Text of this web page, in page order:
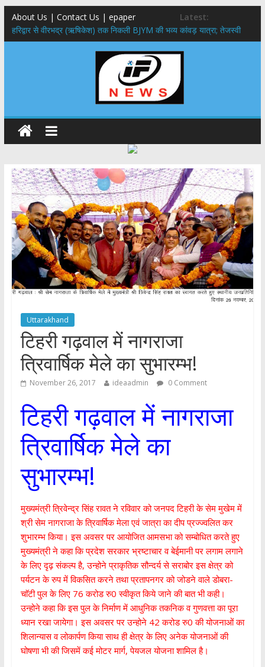
About Us | Contact Us | epaper
Latest:
​हरिद्वार से वीरभद्र (ऋषिकेश) तक निकली BJYM की भव्य कांवड़ यात्रा; तेजस्वी
सूर्या ने की देश व प्रदेशवासियों के कल्याण की कामना
नंदा की चौकी पुल हादसा: PWD के EE, AE और JE निलंबित, सीएम धामी के निर्देश
मुख्यमंत्री ने 9 लाख 87 हजार17 पेंशन लाभार्थियों को कुल 146 करोड़ 32 लाख
राष्ट्रीय हथकरघा दिवस पर मुख्यमंत्री धामी ने उत्कृष्ट बुनकरों और हस्तशिल्प
कारीगरों को किया सम्मानित
​धामी कैबिनेट का बड़ा फैसला: पशुपालकों को 60% तक सब्सिडी, गंगा एक्सप्रेसवे का
हरिद्वार तक होगा विस्तार
Uttarakhand
टिहरी गढ़वाल में नागराजा
त्रिवार्षिक मेले का सुभारम्भ!
November 26, 2017 ideaadmin 0 Comment
टिहरी गढ़वाल में नागराजा
त्रिवार्षिक मेले का
सुभारम्भ!
मुख्यमंत्री त्रिवेन्द्र सिंह रावत ने रविवार को जनपद टिहरी के सेम मुखेम में
श्री सेम नागराजा के त्रिवार्षिक मेला एवं जात्रा का दीप प्रज्ज्वलित कर
शुभारम्भ किया। इस अवसर पर आयोजित आमसभा को सम्बोधित करते हुए
मुख्यमंत्री ने कहा कि प्रदेश सरकार भ्रष्टाचार व बेईमानी पर लगाम लगाने
के लिए दृढ़ संकल्प है, उन्होने प्राकृतिक सौन्दर्य से सराबोर इस क्षेत्र को
पर्यटन के रुप में विकसित करने तथा प्रतापनगर को जोडने वाले डोबरा-
चाॅटी पुल के लिए 76 करोड रु0 स्वीकृत किये जाने की बात भी कही।
उन्होने कहा कि इस पुल के निर्माण में आधुनिक तकनिक व गुणवत्ता का पूरा
ध्यान रखा जायेगा। इस अवसर पर उन्होने 42 करोड रु0 की योजनाओं का
शिलान्यास व लोकार्पण किया साथ ही क्षेत्र के लिए अनेक योजनाओं की
घोषणा भी की जिसमें कई मोटर मार्ग, पेयजल योजना शामिल है।